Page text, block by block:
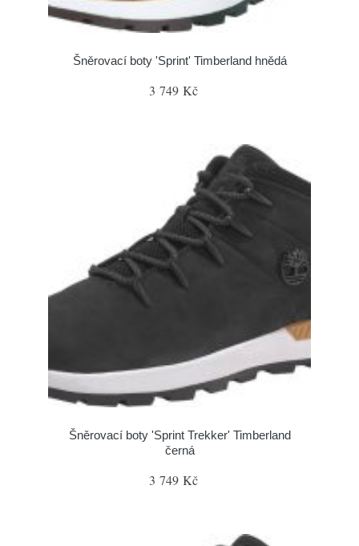
Šněrovací boty 'Sprint' Timberland hnědá
3 749 Kč
Šněrovací boty 'Sprint Trekker' Timberland
černá
3 749 Kč